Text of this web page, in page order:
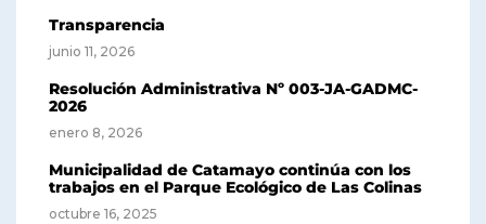
Transparencia
junio 11, 2026
Resolución Administrativa Nº 003-JA-GADMC-
2026
enero 8, 2026
Municipalidad de Catamayo continúa con los
trabajos en el Parque Ecológico de Las Colinas
octubre 16, 2025